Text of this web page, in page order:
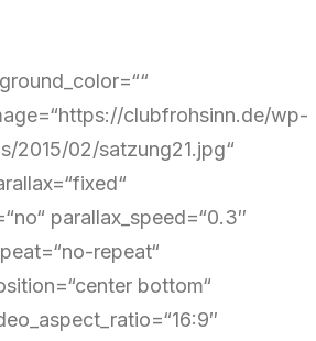
clubfrohsinn.de/wp-
2015/02/satzung21.jpg“
parallax_speed=“0.3″
repeat“
bottom“